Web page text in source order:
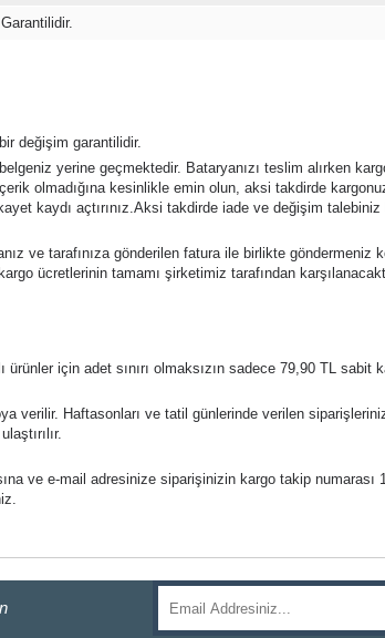
değişim garantilidir.
yerine geçmektedir. Bataryanızı teslim alırken
olmadığına kesinlikle emin olun, aksi takdirde
kaydı açtırınız. Aksi takdirde iade ve değişim talebiniz
ve tarafınıza gönderilen fatura ile birlikte göndermeniz
ücretlerinin tamamı şirketimiz tarafından
için adet sınırı olmaksızın sadece 79,90 TL sabit
verilir. Haftasonları ve tatil günlerinde verilen
ve e-mail adresinize siparişinizin kargo takip numarası